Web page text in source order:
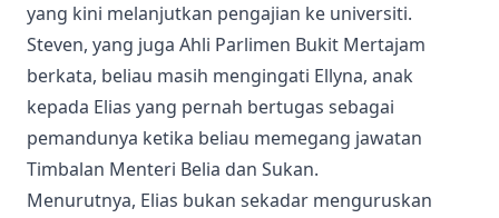
yang kini melanjutkan pengajian ke universiti.
Steven, yang juga Ahli Parlimen Bukit Mertajam
berkata, beliau masih mengingati Ellyna, anak
kepada Elias yang pernah bertugas sebagai
pemandunya ketika beliau memegang jawatan
Timbalan Menteri Belia dan Sukan.
Menurutnya, Elias bukan sekadar menguruskan